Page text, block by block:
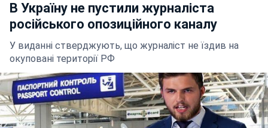
В Україну не пустили журналіста
російського опозиційного каналу
У виданні стверджують, що журналіст не їздив на
окуповані території РФ